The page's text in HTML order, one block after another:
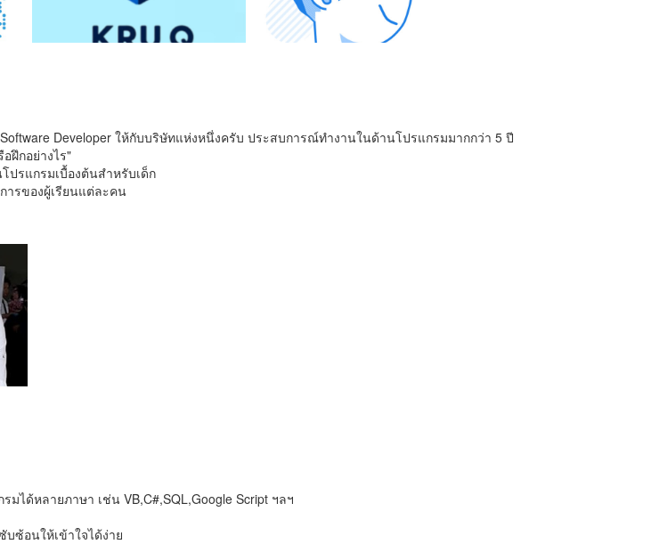
Developer ให้กับบริษัทแห่งหนึ่งครับ ประสบการณ์ทำงานในด้านโปรแกรมมากกว่า 5 ปี
ฝึกอย่างไร"
ปรแกรมเบื้องต้นสำหรับเด็ก
ารของผู้เรียนแต่ละคน
มได้หลายภาษา เช่น VB,C#,SQL,Google Script ฯลฯ
บซ้อนให้เข้าใจได้ง่าย